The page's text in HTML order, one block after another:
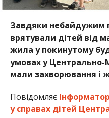
Завдяки небайдужим
врятували дітей від
жила у покинутому
умовах у Центрально-
мали захворювання і
Повідомляє Інформатор
у справах дітей